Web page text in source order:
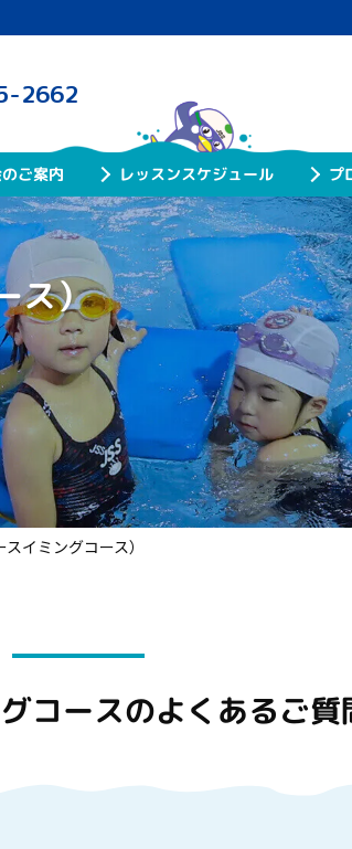
2662
ご案内 レッスンスケジュール プ
ス）
イミングコース）
コースのよくあるご質